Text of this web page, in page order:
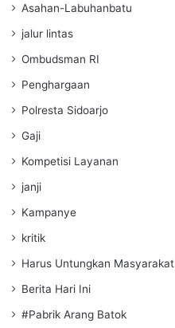
Asahan-Labuhanbatu
jalur lintas
Ombudsman RI
Penghargaan
Polresta Sidoarjo
Gaji
Kompetisi Layanan
janji
Kampanye
kritik
Harus Untungkan Masyarakat
Berita Hari Ini
#Pabrik Arang Batok